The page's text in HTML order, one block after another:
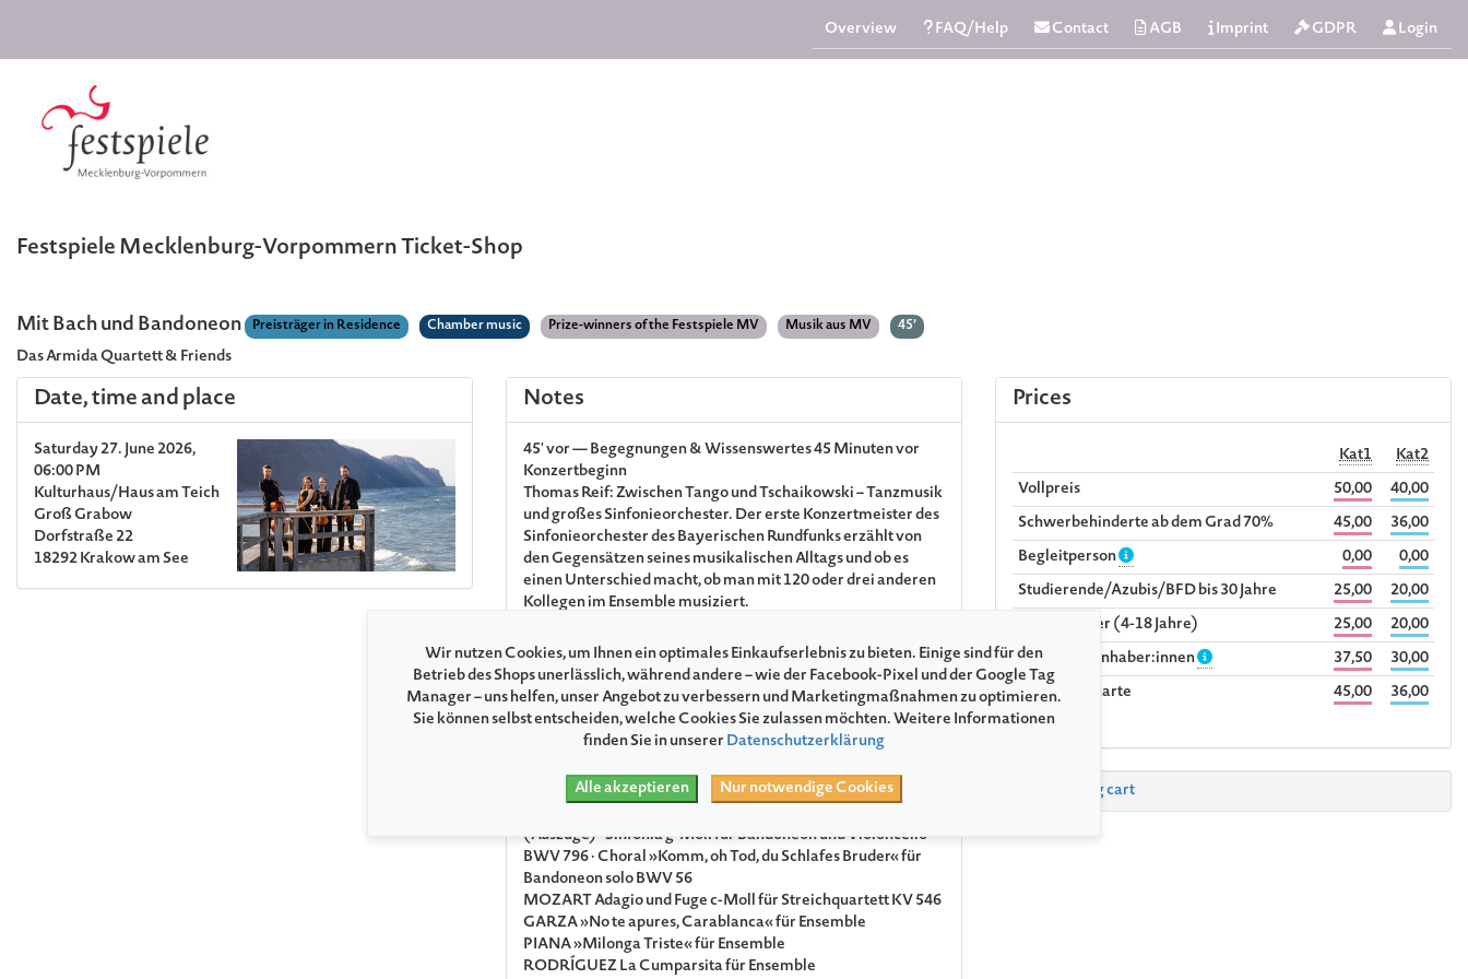
Overview FAQ/Help Contact AGB Imprint GDPR Login
Festspiele Mecklenburg-Vorpommern Ticket-Shop
Mit Bach und Bandoneon Preisträger in Residence Chamber music Prize-winners of the Festspiele MV Musik aus MV 45’
Das Armida Quartett & Friends
Date, time and place
Saturday 27. June 2026,
06:00 PM
Kulturhaus/Haus am Teich
Groß Grabow
Dorfstraße 22
18292 Krakow am See
Notes
45' vor — Begegnungen & Wissenswertes 45 Minuten vor
Konzertbeginn
Thomas Reif: Zwischen Tango und Tschaikowski – Tanzmusik
und großes Sinfonieorchester. Der erste Konzertmeister des
Sinfonieorchester des Bayerischen Rundfunks erzählt von
den Gegensätzen seines musikalischen Alltags und ob es
einen Unterschied macht, ob man mit 120 oder drei anderen
Kollegen im Ensemble musiziert.
Program
GOLDBERGSonate c-Moll für zwei Violinen, Viola und Basso
continuo op. 8 Nr. 45
(Auszüge) · Sinfonia g-Moll für Bandoneon und Violoncello
BWV 796 · Choral »Komm, oh Tod, du Schlafes Bruder« für
Bandoneon solo BWV 56
MOZARTAdagio und Fuge c-Moll für Streichquartett KV 546
GARZA»No te apures, Carablanca« für Ensemble
PIANA»Milonga Triste« für Ensemble
RODRÍGUEZLa Cumparsita für Ensemble
Prices
Kat1
Kat2
Vollpreis
50,00
40,00
Schwerbehinderte ab dem Grad 70%
45,00
36,00
Begleitperson
0,00
0,00
Studierende/Azubis/BFD bis 30 Jahre
25,00
20,00
Kind/Schüler (4-18 Jahre)
25,00
20,00
Sozialpass-Inhaber:innen
37,50
30,00
Ehrenamtskarte
45,00 36,00
to shopping cart
Wir nutzen Cookies, um Ihnen ein optimales Einkaufserlebnis zu bieten. Einige sind für den
Betrieb des Shops unerlässlich, während andere – wie der Facebook-Pixel und der Google Tag
Manager – uns helfen, unser Angebot zu verbessern und Marketingmaßnahmen zu optimieren.
Sie können selbst entscheiden, welche Cookies Sie zulassen möchten. Weitere Informationen
finden Sie in unserer Datenschutzerklärung
Alle akzeptieren Nur notwendige Cookies